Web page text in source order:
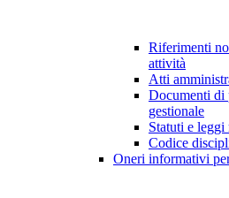
Riferimenti
attività
Atti
Documenti di
gestionale
Statuti e leggi
Codice
Oneri informativi